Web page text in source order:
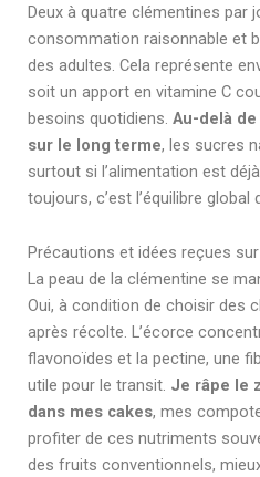
Deux à quatre clémentines par
consommation raisonnable et
des adultes. Cela représente
soit un apport en vitamine C
besoins quotidiens. Au-delà
sur le long terme, les sucres
surtout si l’alimentation est
toujours, c’est l’équilibre global
Précautions et idées reçues
La peau de la clémentine se
Oui, à condition de choisir des
après récolte. L’écorce
flavonoïdes et la pectine, une
utile pour le transit. Je râpe le
dans mes cakes, mes
profiter de ces nutriments
des fruits conventionnels,